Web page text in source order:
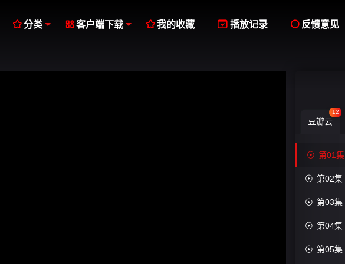
分类 客户端下载 我的收藏  播放记录  反馈意见
豆瓣云
12
 第01集
 第02集
 第03集
 第04集
 第05集